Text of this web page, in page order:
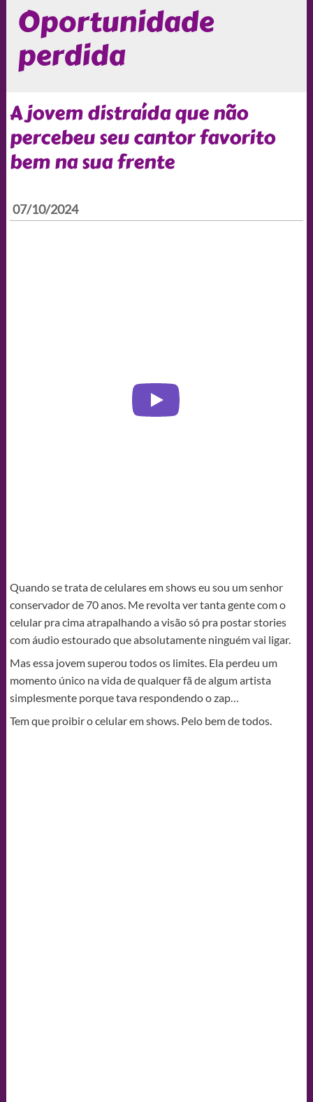
Oportunidade
perdida
A jovem distraída que não
percebeu seu cantor favorito
bem na sua frente
07/10/2024
Quando se trata de celulares em shows eu sou um senhor
conservador de 70 anos. Me revolta ver tanta gente com o
celular pra cima atrapalhando a visão só pra postar stories
com áudio estourado que absolutamente ninguém vai ligar.
Mas essa jovem superou todos os limites. Ela perdeu um
momento único na vida de qualquer fã de algum artista
simplesmente porque tava respondendo o zap…
Tem que proibir o celular em shows. Pelo bem de todos.